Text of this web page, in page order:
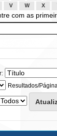
V W X
com as
Resultados/Página